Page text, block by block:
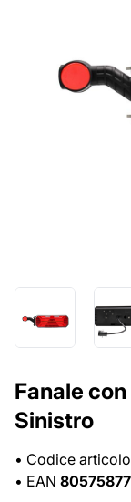
Fanale
Sinistro
• Codice articolo
• EAN